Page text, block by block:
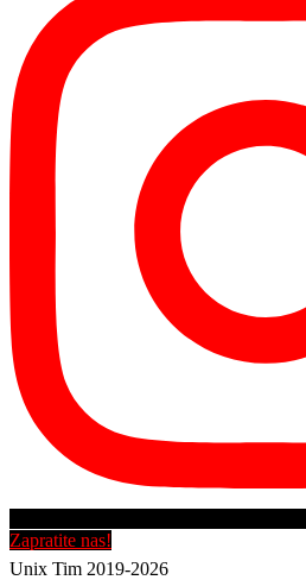
Zapratite nas!
Unix Tim 2019-2026